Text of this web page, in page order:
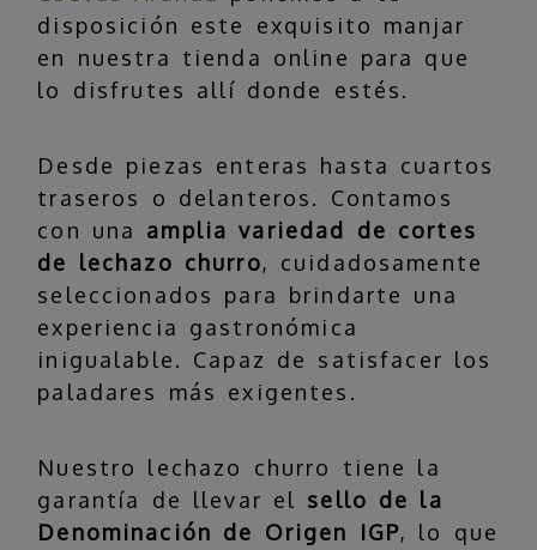
disposición este exquisito manjar
en nuestra tienda online para que
lo disfrutes allí donde estés.
Desde piezas enteras hasta cuartos
traseros o delanteros. Contamos
con una amplia variedad de cortes
de lechazo churro, cuidadosamente
seleccionados para brindarte una
experiencia gastronómica
inigualable. Capaz de satisfacer los
paladares más exigentes.
Nuestro lechazo churro tiene la
garantía de llevar el sello de la
Denominación de Origen IGP, lo que